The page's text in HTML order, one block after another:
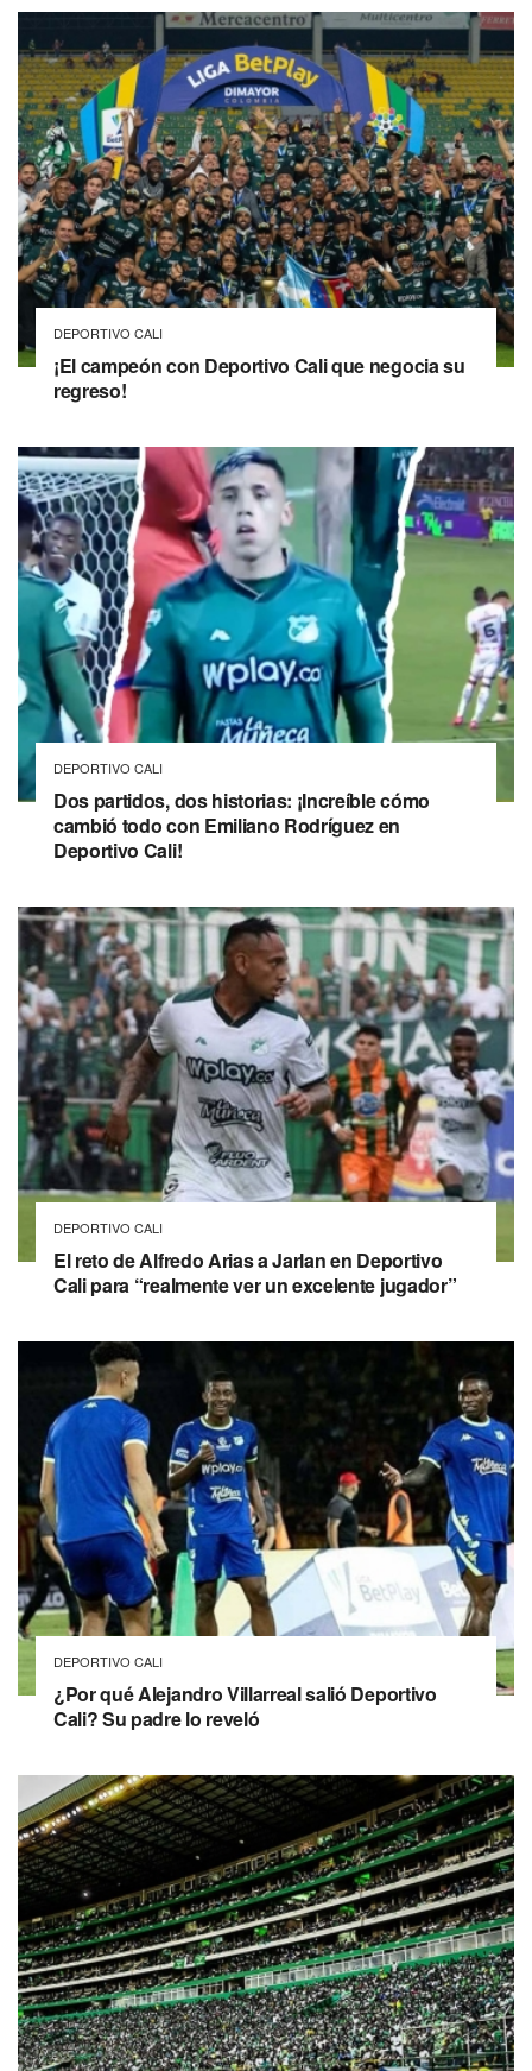
DEPORTIVO CALI
¡El campeón con Deportivo Cali que negocia su
regreso!
DEPORTIVO CALI
Dos partidos, dos historias: ¡Increíble cómo
cambió todo con Emiliano Rodríguez en
Deportivo Cali!
DEPORTIVO CALI
El reto de Alfredo Arias a Jarlan en Deportivo
Cali para “realmente ver un excelente jugador”
DEPORTIVO CALI
¿Por qué Alejandro Villarreal salió Deportivo
Cali? Su padre lo reveló